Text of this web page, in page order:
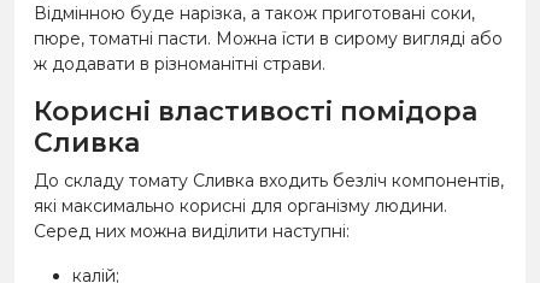
Відмінною буде нарізка, а також приготовані соки,
пюре, томатні пасти. Можна їсти в сирому вигляді або
ж додавати в різноманітні страви.
Корисні властивості помідора
Сливка
До складу томату Сливка входить безліч компонентів,
які максимально корисні для організму людини.
Серед них можна виділити наступні:
калій;